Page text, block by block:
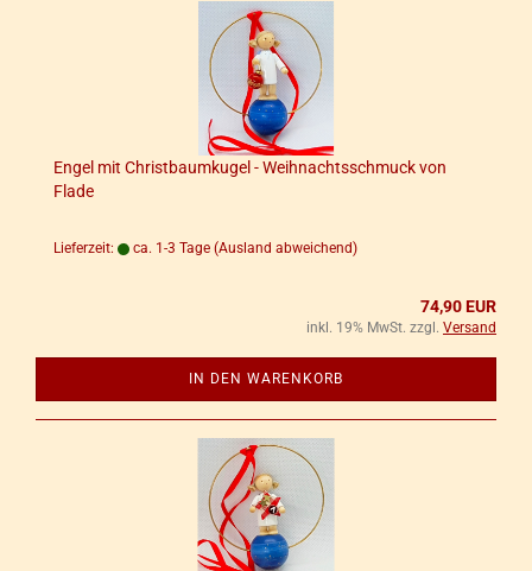
Engel mit Christ­baum­ku­gel - Weih­nachts­schmuck von
Flade
Lieferzeit: ca. 1-3 Tage (Ausland abweichend)
74,90 EUR
inkl. 19% MwSt. zzgl. Versand
IN DEN WARENKORB